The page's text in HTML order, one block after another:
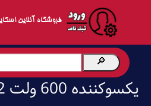
فروشگاه آنلاین
یکسوکننده 600 ولت 2 آمپر